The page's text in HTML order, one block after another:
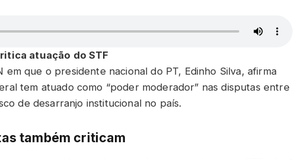
atuação do STF
em que o presidente nacional do PT, Edinho Silva, afirma
tem atuado como “poder moderador” nas disputas entre
de desarranjo institucional no país.
também criticam